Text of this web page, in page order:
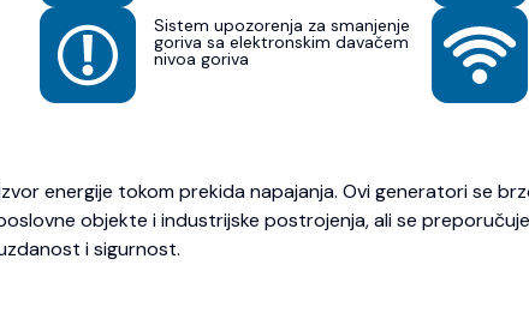
Sistem upozorenja za smanjenje
goriva sa elektronskim davačem
nivoa goriva
energije tokom prekida napajanja. Ovi generatori se
objekte i industrijske postrojenja, ali se
i sigurnost.